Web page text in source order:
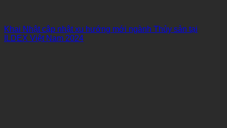
Khai Nhật cập nhật xu hướng mới ngành Thủy sản tại
ILDEX Việt Nam 2024